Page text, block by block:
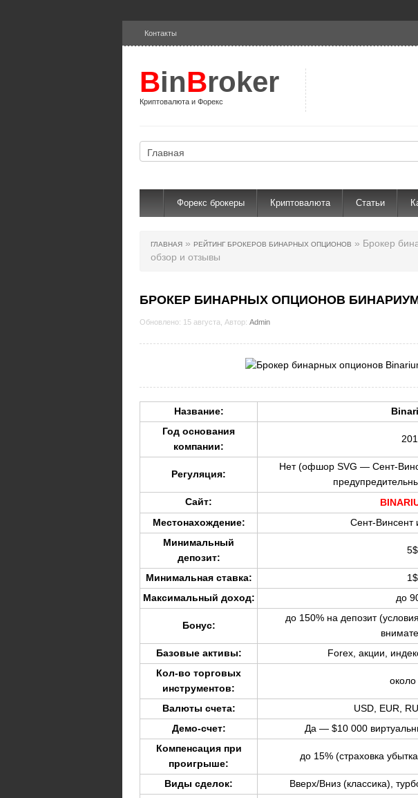
Контакты
BinBroker
Криптовалюта и Форекс
Форекс брокеры Криптовалюта Статьи
ГЛАВНАЯ » РЕЙТИНГ БРОКЕРОВ БИНАРНЫХ ОПЦИОНОВ » Брокер
обзор и отзывы
БРОКЕР БИНАРНЫХ ОПЦИОНОВ
Обновлено: 15 августа, Автор: Admin
Название:
Год основания
компании:
Регуляция:
Нет (офшор SVG — Сент-
Сайт:
Местонахождение:
Сент-Винсент
Минимальный
депозит:
5$
Минимальная ставка:
1$
Максимальный доход:
до
Бонус:
до 150% на депозит
Базовые активы:
Forex, акции,
Кол-во торговых
инструментов:
Валюты счета:
USD, EUR,
Демо-счет:
Да — $10 000
Компенсация при
проигрыше:
до 15% (страховка
Виды сделок: Вверх/Вниз (классика),